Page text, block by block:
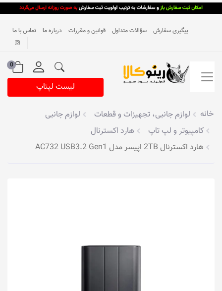
پیگیری سفارش سؤالات متداول قوانین و مقررات درباره ما تماس با ما
0
لیست لپتاپ
خانه لوازم جانبی، تجهیزات و قطعات
لوازم جانبی
کامپیوتر و لپ تاپ
هارد اکسترنال
هارد اکسترنال 2TB اپیسر مدل AC732 USB3.2 Gen1